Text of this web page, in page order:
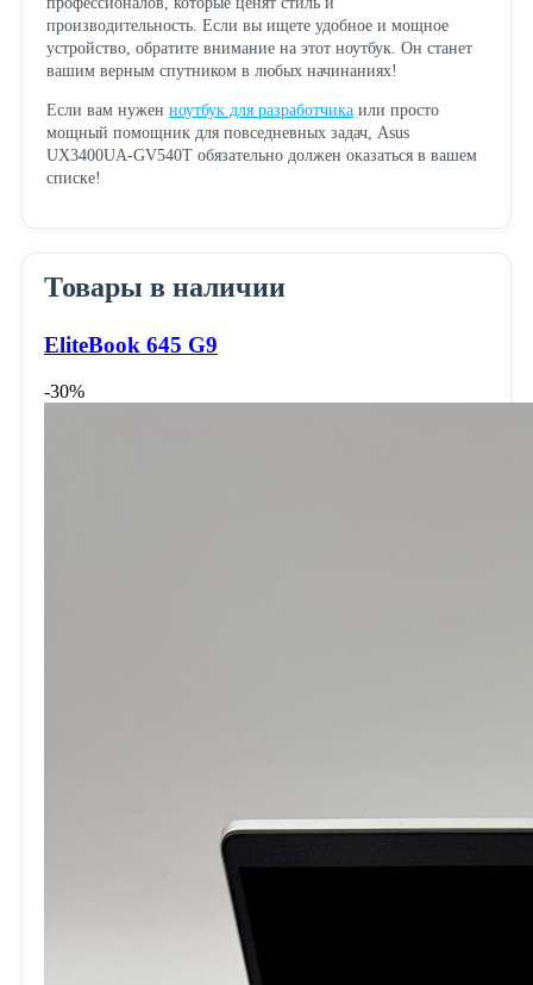
производительность. Если вы ищете удобное и мощное
устройство, обратите внимание на этот ноутбук. Он станет
вашим верным спутником в любых начинаниях!
Если вам нужен ноутбук для разработчикаили просто
мощный помощник для повседневных задач, Asus
UX3400UA-GV540T обязательно должен оказаться в вашем
списке!
Товары в наличии
EliteBook 645 G9
-30%